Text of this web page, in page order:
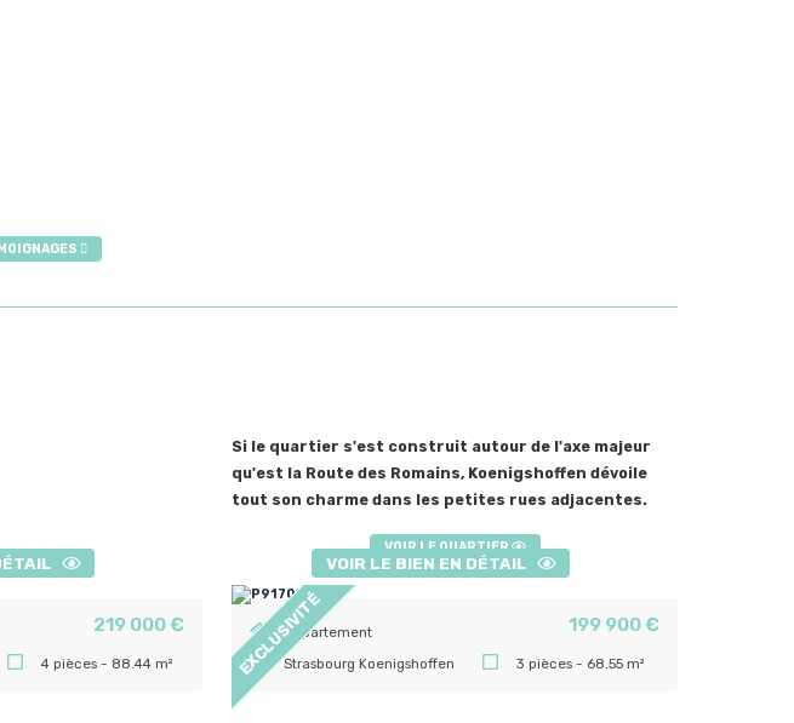
Si le quartier s'est construit autour de l'axe majeur
qu'est la Route des Romains, Koenigshoffen dévoile
tout son charme dans les petites rues adjacentes.
VOIR LE QUARTIER
219 000 €
4 pièces - 88.44 m²
VOIR LE BIEN EN DÉTAIL
Appartement 199 900 €
Strasbourg Koenigshoffen 3 pièces - 68.55 m²
EXCLUSIVITÉ